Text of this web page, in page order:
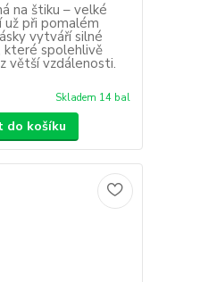
na štiku – velké
už při pomalém
vytváří silné
které spolehlivě
větší vzdálenosti.
Skladem 14 bal
do košíku